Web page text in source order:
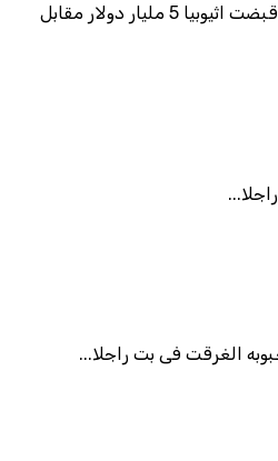
السد مشروع إسرائيلي قبضت اثيوبيا 5 مليار دولار مقابل
الغرقت فى بت راجلا...